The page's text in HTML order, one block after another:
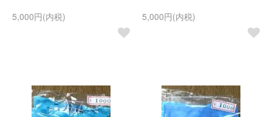
5,000円(内税)
5,000円(内税)